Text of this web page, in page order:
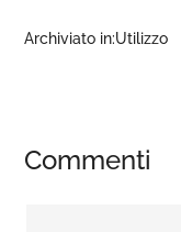
Archiviato in:Utilizzo
Commenti